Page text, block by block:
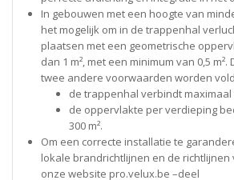
In gebouwen met een hoogte van
het mogelijk om in de trappenhal
plaatsen met een geometrische
dan 1 m², met een minimum van 0,5
twee andere voorwaarden worden
de trappenhal verbindt
de oppervlakte per verdieping
300 m².
Om een correcte installatie te
lokale brandrichtlijnen en de richtlijnen
onze website pro.velux.be –deel